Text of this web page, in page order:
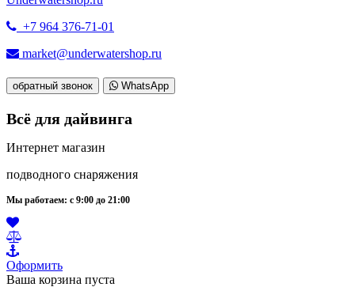
+7 964 376-71-01
market@underwatershop.ru
обратный звонок WhatsApp
Всё для дайвинга
Интернет магазин
подводного снаряжения
Мы работаем: с 9:00 до 21:00
Оформить
Ваша корзина пуста